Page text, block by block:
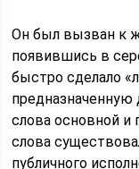
Он был вызван к
появившись в
быстро сделало
предназначенную
слова основной
слова
публичного